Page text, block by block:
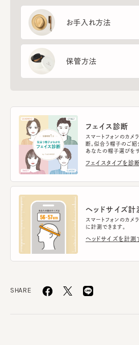
お手入れ方法
保管方法
フェイス診断
スマートフォンのカメ
断。似合う帽子のご紹
あなたの帽子選びをサ
フェイスタイプを診
ヘッドサイズ計
スマートフォンのカメ
に計測できます。
ヘッドサイズを計測
SHARE